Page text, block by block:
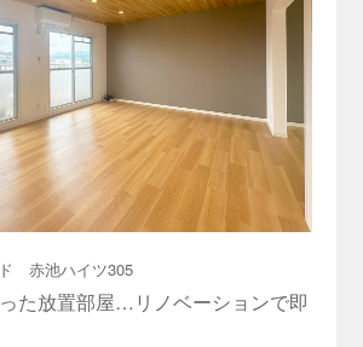
赤池ハイツ305
た放置部屋…リノベーションで即